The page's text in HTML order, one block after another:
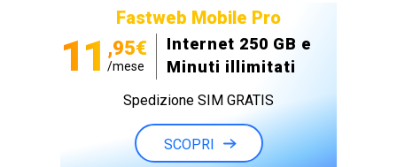
Fastweb Mobile Pro
11 ,95€
/mese
Internet 250 GB e
Minuti illimitati
Spedizione SIM GRATIS
SCOPRI